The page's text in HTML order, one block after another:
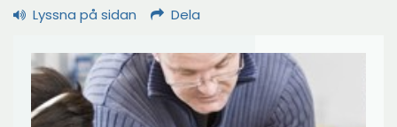
Lyssna på sidan Dela